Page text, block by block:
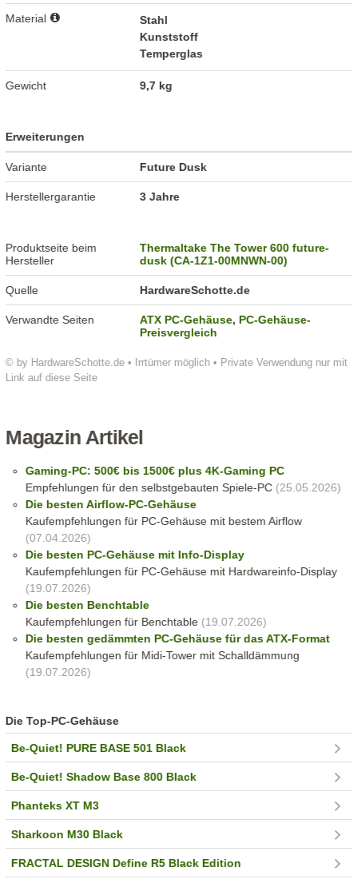
© by HardwareSchotte.de • Irrtümer möglich • Private Verwendung nur mit
Link auf diese Seite
Material
Stahl
Kunststoff
Temperglas
Gewicht 9,7 kg
Erweiterungen
Variante Future Dusk
Herstellergarantie 3 Jahre
Produktseite beim
Hersteller
Thermaltake The Tower 600 future-
dusk (CA-1Z1-00MNWN-00)
Quelle HardwareSchotte.de
Verwandte Seiten ATX PC-Gehäuse,PC-Gehäuse-
Preisvergleich
Magazin Artikel
Gaming-PC: 500€ bis 1500€ plus 4K-Gaming PC
Empfehlungen für den selbstgebauten Spiele-PC(25.05.2026)
Die besten Airflow-PC-Gehäuse
Kaufempfehlungen für PC-Gehäuse mit bestem Airflow
(07.04.2026)
Die besten PC-Gehäuse mit Info-Display
Kaufempfehlungen für PC-Gehäuse mit Hardwareinfo-Display
(19.07.2026)
Die besten Benchtable
Kaufempfehlungen für Benchtable (19.07.2026)
Die besten gedämmten PC-Gehäuse für das ATX-Format
Kaufempfehlungen für Midi-Tower mit Schalldämmung
(19.07.2026)
Die Top-PC-Gehäuse
Be-Quiet! PURE BASE 501 Black
Be-Quiet! Shadow Base 800 Black
Phanteks XT M3
Sharkoon M30 Black
FRACTAL DESIGN Define R5 Black Edition